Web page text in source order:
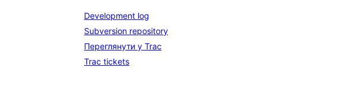
Development log
Subversion repository
Переглянути у Trac
Trac tickets